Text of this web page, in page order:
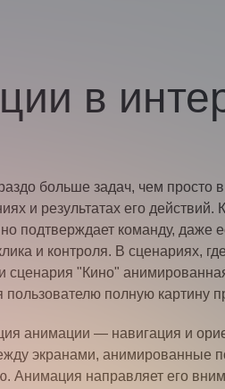
в
больше задач, чем просто
и результатах его
подтверждает команду, даже
и контроля. В сценариях,
сценария "Кино"
пользователю полную картину
анимации — навигация и
экранами, анимированные
Анимация направляет его